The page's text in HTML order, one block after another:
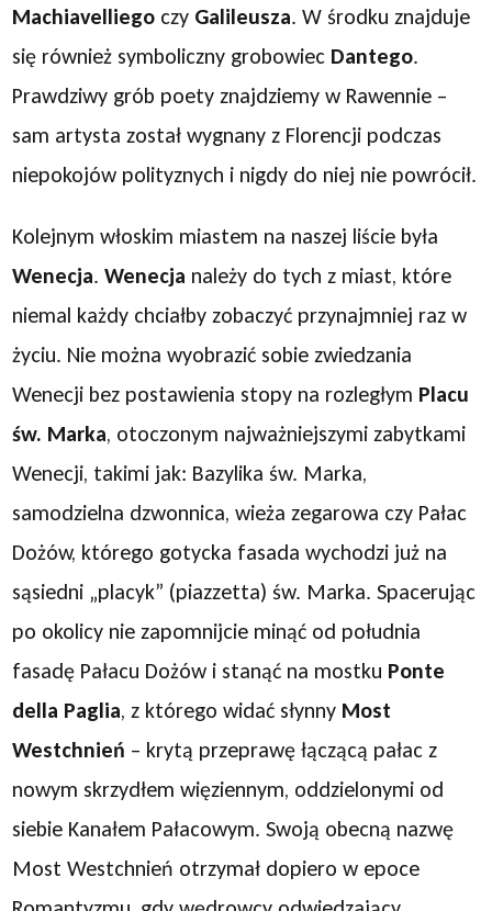
Machiavelliego czy Galileusza. W środku znajduje
się również symboliczny grobowiec Dantego.
Prawdziwy grób poety znajdziemy w Rawennie –
sam artysta został wygnany z Florencji podczas
niepokojów polityznych i nigdy do niej nie powrócił.
Kolejnym włoskim miastem na naszej liście była
Wenecja.Wenecja należy do tych z miast, które
niemal każdy chciałby zobaczyć przynajmniej raz w
życiu. Nie można wyobrazić sobie zwiedzania
Wenecji bez postawienia stopy na rozległym Placu
św. Marka, otoczonym najważniejszymi zabytkami
Wenecji, takimi jak: Bazylika św. Marka,
samodzielna dzwonnica, wieża zegarowa czy Pałac
Dożów, którego gotycka fasada wychodzi już na
sąsiedni „placyk” (piazzetta) św. Marka. Spacerując
po okolicy nie zapomnijcie minąć od południa
fasadę Pałacu Dożów i stanąć na mostku Ponte
della Paglia, z którego widać słynny Most
Westchnień – krytą przeprawę łączącą pałac z
nowym skrzydłem więziennym, oddzielonymi od
siebie Kanałem Pałacowym. Swoją obecną nazwę
Most Westchnień otrzymał dopiero w epoce